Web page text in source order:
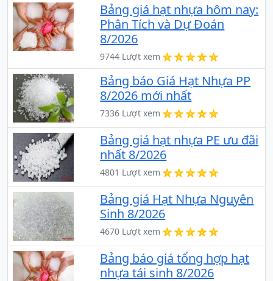
Bảng giá hạt nhựa hôm nay:
Phân Tích và Dự Đoán
8/2026
9744 Lượt xem
Bảng báo Giá Hạt Nhựa PP
8/2026 mới nhất
7336 Lượt xem
Bảng giá hạt nhựa PE ưu đãi
nhất 8/2026
4801 Lượt xem
Bảng giá Hạt Nhựa Nguyên
Sinh 8/2026
4670 Lượt xem
Bảng báo giá tổng hợp hạt
nhựa tái sinh 8/2026